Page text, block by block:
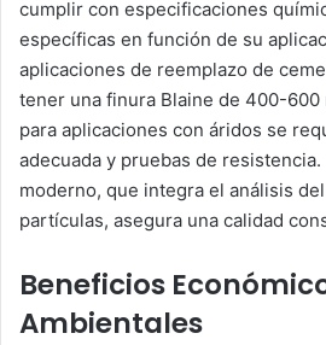
cumplir con especificaciones
específicas en función de su
aplicaciones de reemplazo de
tener una finura Blaine de 400-600
para aplicaciones con áridos se
adecuada y pruebas de
moderno, que integra el análisis
partículas, asegura una calidad
Beneficios
Ambientales